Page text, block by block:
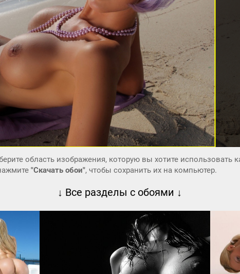
область изображения, которую вы хотите использовать
"Скачать обои", чтобы сохранить их на компьютер.
↓ Все разделы с обоями ↓